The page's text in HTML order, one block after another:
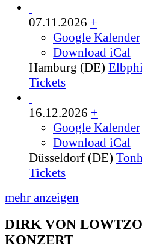
07.11.2026 +
Google Kalender
Download iCal
Hamburg (DE)
Tickets
16.12.2026 +
Google Kalender
Download iCal
Düsseldorf (DE)
Tickets
mehr anzeigen
DIRK VON
KONZERT